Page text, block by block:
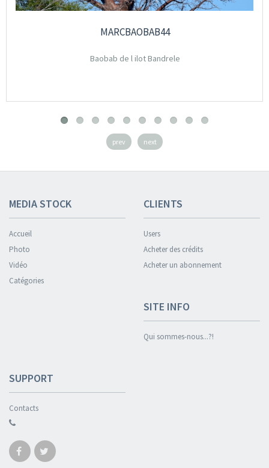
MARCBAOBAB44
Baobab de l ilot Bandrele
prev next
MEDIA STOCK
Accueil
Photo
Vidéo
Catégories
CLIENTS
Users
Acheter des crédits
Acheter un abonnement
SITE INFO
Qui sommes-nous...?!
SUPPORT
Contacts